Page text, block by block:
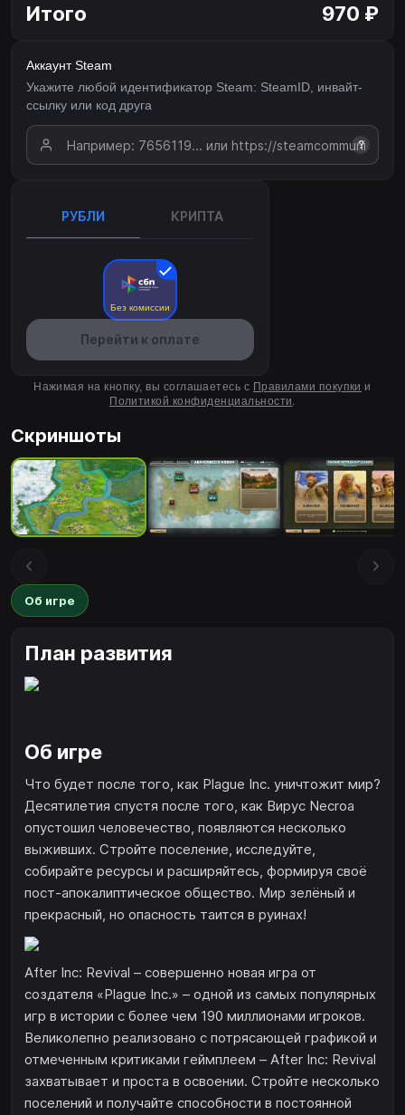
Итого 970 ₽
Аккаунт Steam
Укажите любой идентификатор Steam: SteamID, инвайт-
ссылку или код друга
?
РУБЛИ КРИПТА
Без комиссии
Перейти к оплате
Нажимая на кнопку, вы соглашаетесь с Правилами покупки и
Политикой конфиденциальности.
Скриншоты
Об игре
План развития
Об игре
Что будет после того, как Plague Inc. уничтожит мир?
Десятилетия спустя после того, как Вирус Necroa
опустошил человечество, появляются несколько
выживших. Стройте поселение, исследуйте,
собирайте ресурсы и расширяйтесь, формируя своё
пост-апокалиптическое общество. Мир зелёный и
прекрасный, но опасность таится в руинах!
After Inc: Revival – совершенно новая игра от
создателя «Plague Inc.» – одной из самых популярных
игр в истории с более чем 190 миллионами игроков.
Великолепно реализовано с потрясающей графикой и
отмеченным критиками геймплеем – After Inc: Revival
захватывает и проста в освоении. Стройте несколько
поселений и получайте способности в постоянной